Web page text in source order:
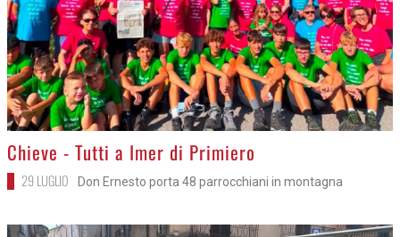
>
Chieve - Tutti a Imer di Primiero
29 LUGLIO Don Ernesto porta 48 parrocchiani in montagna